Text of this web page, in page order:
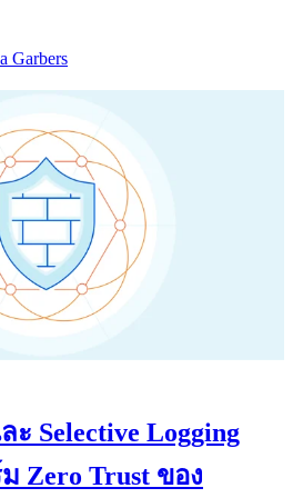
Garbers
Selective Logging
Zero Trust ของ